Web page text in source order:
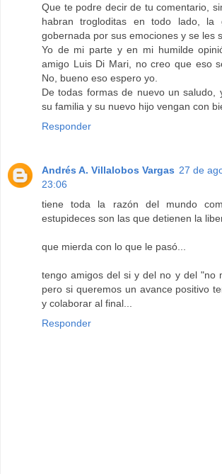
Que te podre decir de tu comentario,
habran trogloditas en todo lado, la
gobernada por sus emociones y se les
Yo de mi parte y en mi humilde
amigo Luis Di Mari, no creo que eso
No, bueno eso espero yo.
De todas formas de nuevo un saludo,
su familia y su nuevo hijo vengan con
Responder
Andrés A. Villalobos Vargas 27 de
23:06
tiene toda la razón del mundo
estupideces son las que detienen la
que mierda con lo que le pasó...
tengo amigos del si y del no y del "no
pero si queremos un avance positivo
y colaborar al final...
Responder